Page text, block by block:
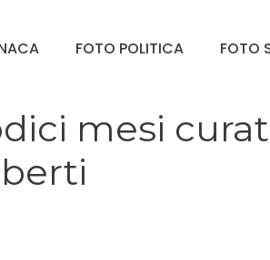
FOTO POLITICA FOTO
mesi